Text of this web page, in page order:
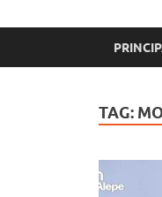
TAG: